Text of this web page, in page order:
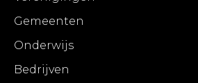
Gemeenten
Onderwijs
Bedrijven